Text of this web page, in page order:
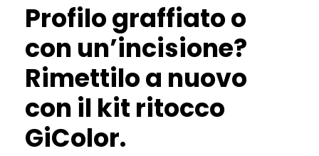
Profilo graffiato o
con un’incisione?
Rimettilo a nuovo
con il kit ritocco
GiColor.